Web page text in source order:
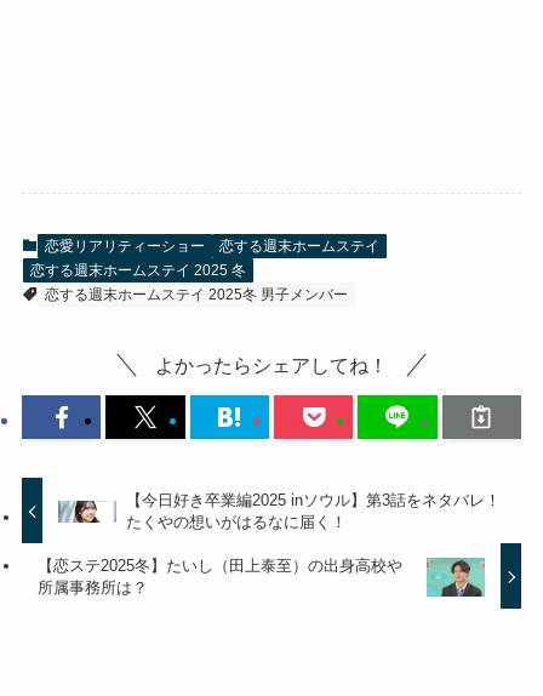
恋愛リアリティーショー
恋する週末ホームステイ
恋する週末ホームステイ 2025 冬
恋する週末ホームステイ 2025冬 男子メンバー
よかったらシェアしてね！
【今日好き卒業編2025 inソウル】第3話をネタバレ！
たくやの想いがはるなに届く！
【恋ステ2025冬】たいし（田上泰至）の出身高校や
所属事務所は？